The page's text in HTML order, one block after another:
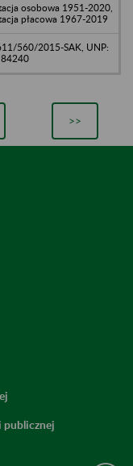
osobowa 1951-2020,
płacowa 1967-2019
560/2015-SAK, UNP:
>>
publicznej